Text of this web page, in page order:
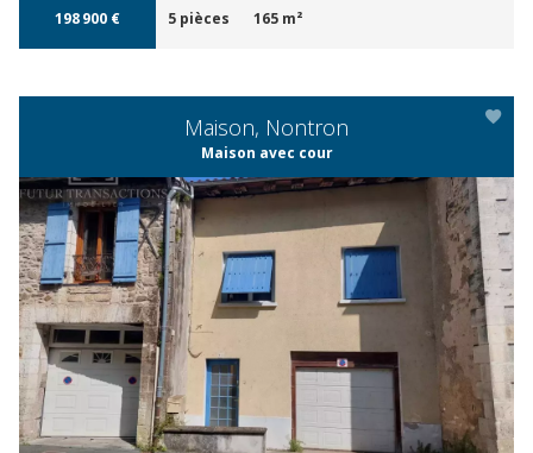
198 900 € 5 pièces 165 m²
Maison, Nontron
Maison avec cour
APERÇU